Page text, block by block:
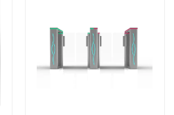
torniquete